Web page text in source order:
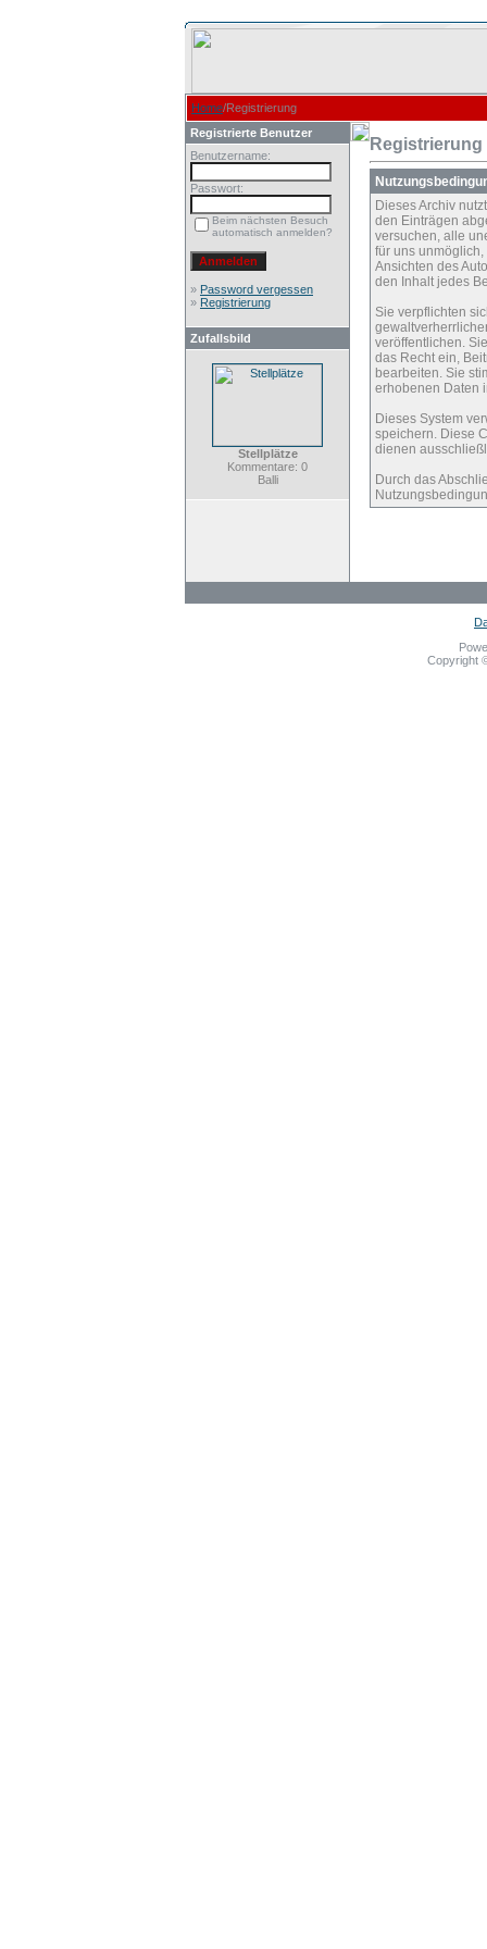
Home/Registrierung
Registrierte Benutzer
Benutzername:
Passwort:
Beim nächsten Besuch
automatisch anmelden?
» Password vergessen
» Registrierung
Zufallsbild
Stellplätze
Kommentare: 0
Balli
Registrierung
Dieses Archiv
den Einträgen
versuchen, alle
für uns
Ansichten des
den Inhalt jedes
Sie verpflichten
veröffentlichen.
das Recht ein,
bearbeiten. Sie
erhobenen Daten
Dieses System
speichern. Diese
dienen
Durch das
Copyright